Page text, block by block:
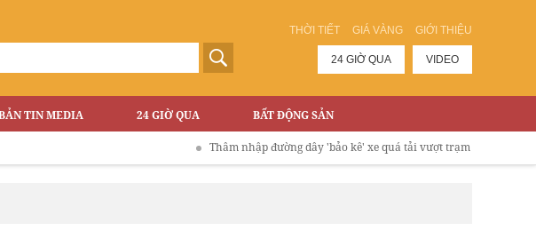
THỜI TIẾT GIÁ VÀNG GIỚI THIỆU
24 GIỜ QUA VIDEO
TIN MEDIA 24 GIỜ QUA BẤT ĐỘNG SẢN
Thâm nhập đường dây 'bảo kê' xe quá tải vượt trạm phí Cao tốc Hà Nội -